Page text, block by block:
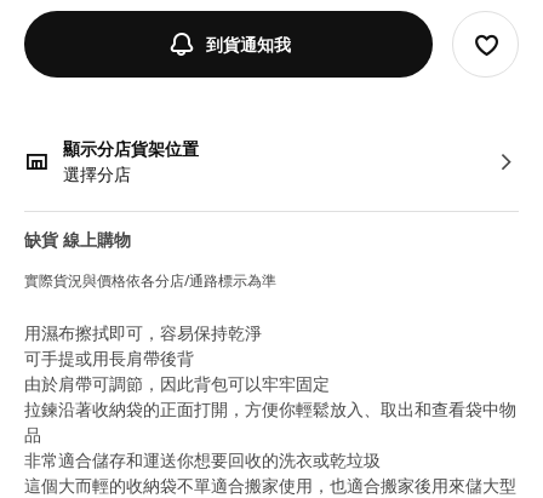
到貨通知我
顯示分店貨架位置
選擇分店
缺貨 線上購物
實際貨況與價格依各分店/通路標示為準
用濕布擦拭即可，容易保持乾淨
可手提或用長肩帶後背
由於肩帶可調節，因此背包可以牢牢固定
拉鍊沿著收納袋的正面打開，方便你輕鬆放入、取出和查看袋中物
品
非常適合儲存和運送你想要回收的洗衣或乾垃圾
這個大而輕的收納袋不單適合搬家使用，也適合搬家後用來儲大型